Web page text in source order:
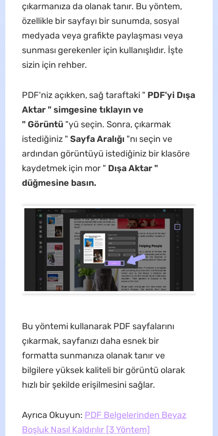
çıkarmanıza da olanak tanır. Bu yöntem,
özellikle bir sayfayı bir sunumda, sosyal
medyada veya grafikte paylaşması veya
sunması gerekenler için kullanışlıdır. İşte
sizin için rehber.
PDF'niz açıkken, sağ taraftaki " PDF'yi Dışa
Aktar " simgesine tıklayın ve
" Görüntü"yü seçin. Sonra, çıkarmak
istediğiniz " Sayfa Aralığı "nı seçin ve
ardından görüntüyü istediğiniz bir klasöre
kaydetmek için mor " Dışa Aktar "
düğmesine basın.
Bu yöntemi kullanarak PDF sayfalarını
çıkarmak, sayfanızı daha esnek bir
formatta sunmanıza olanak tanır ve
bilgilere yüksek kaliteli bir görüntü olarak
hızlı bir şekilde erişilmesini sağlar.
Ayrıca Okuyun: PDF Belgelerinden Beyaz
Boşluk Nasıl Kaldırılır [3 Yöntem]